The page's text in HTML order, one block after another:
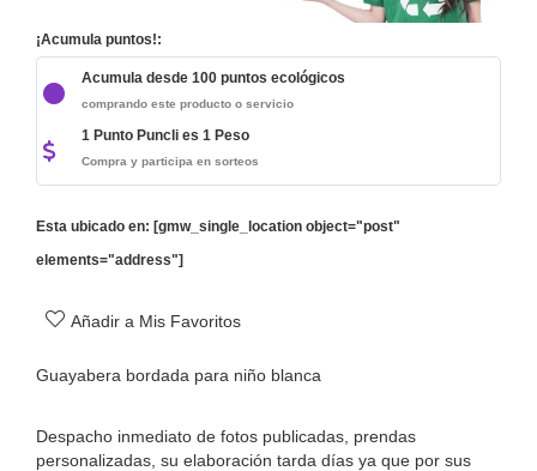
¡Acumula puntos!:
Acumula desde 100 puntos ecológicos
comprando este producto o servicio
1 Punto Puncli es 1 Peso
Compra y participa en sorteos
Esta ubicado en: [gmw_single_location object="post"
elements="address"]
Añadir a Mis Favoritos
Guayabera bordada para niño blanca
Despacho inmediato de fotos publicadas, prendas
personalizadas, su elaboración tarda días ya que por sus